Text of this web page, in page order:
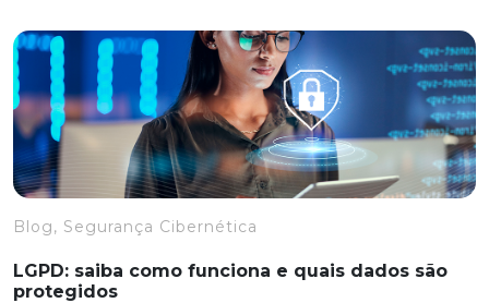
Blog, Segurança Cibernética
LGPD: saiba como funciona e quais dados são
protegidos